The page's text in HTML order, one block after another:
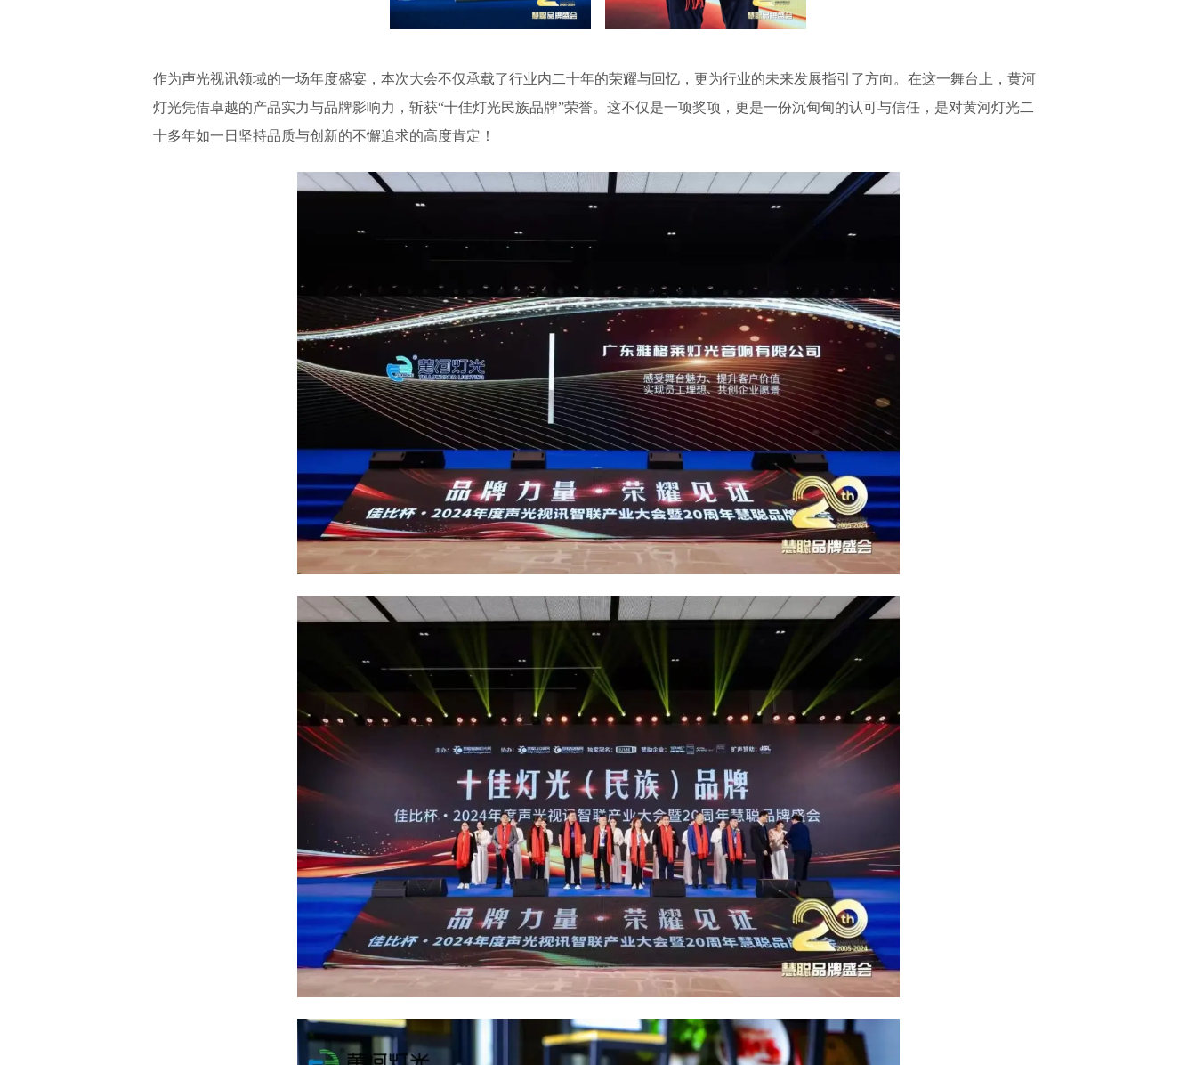
作为声光视讯领域的一场年度盛宴，本次大会不仅承载了行业内二十年的荣耀与回忆，更为行业的未来发展指引了方向。在这一舞台上，黄河
灯光凭借卓越的产品实力与品牌影响力，斩获“十佳灯光民族品牌”荣誉。这不仅是一项奖项，更是一份沉甸甸的认可与信任，是对黄河灯光二
十多年如一日坚持品质与创新的不懈追求的高度肯定！